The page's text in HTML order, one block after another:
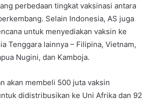
perbedaan tingkat vaksinasi antara
Selain Indonesia, AS juga
untuk menyediakan vaksin ke
Tenggara lainnya – Filipina, Vietnam,
Nugini, dan Kamboja.
akan membeli 500 juta vaksin
didistribusikan ke Uni Afrika dan 92